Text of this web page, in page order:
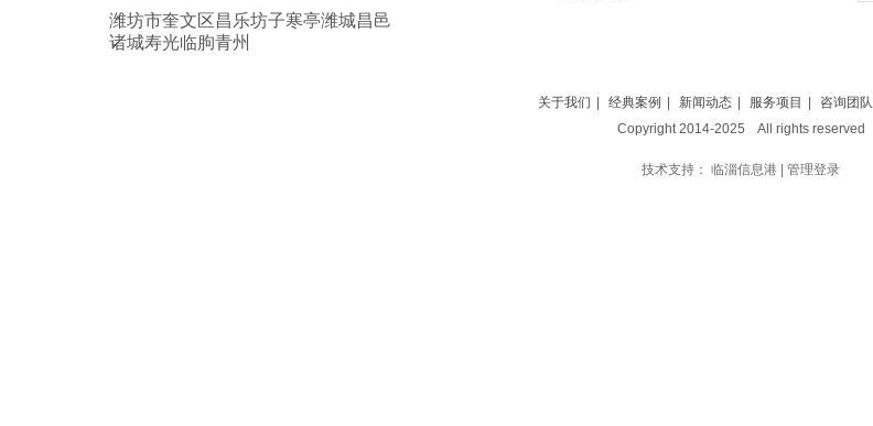
潍坊市奎文区昌乐坊子寒亭潍城昌邑
诸城寿光临朐青州
关于我们 经典案例 新闻动态 服务项目 咨询团队
Copyright 2014-2025 All rights reserved
技术支持： 临淄信息港 管理登录